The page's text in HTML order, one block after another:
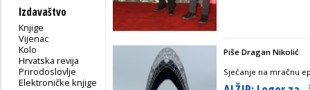
Izdavaštvo
Knjige
Vijenac
Kolo
Hrvatska revija
Prirodoslovlje
Elektroničke knjige
Piše Dragan Nikolić
Sjećanje na mračnu